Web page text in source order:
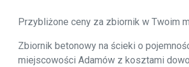
Przybliżone ceny za zbiornik w Twoim
Zbiornik betonowy na ścieki o
miejscowości Adamów z kosztami